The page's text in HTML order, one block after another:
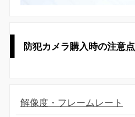
防犯カメラ購入時の注意点
解像度・フレームレート